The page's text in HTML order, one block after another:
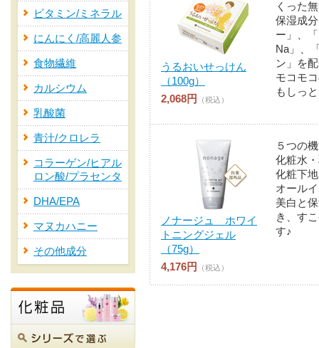
うるおいせっけん
（100g）
2,068円
（税込）
くった
保湿成
ー」、
Na」、
ン」を
モコモ
もしっ
ノナージュ ホワイ
トニングジェル
（75g）
4,176円
（税込）
５つの
化粧水
化粧下
オール
美白と
き、す
す♪
ビタミン/ミネラル
にんにく/高麗人参
食物繊維
カルシウム
乳酸菌
青汁/クロレラ
コラーゲン/ヒアル
ロン酸/プラセンタ
DHA/EPA
マヌカハニー
その他成分